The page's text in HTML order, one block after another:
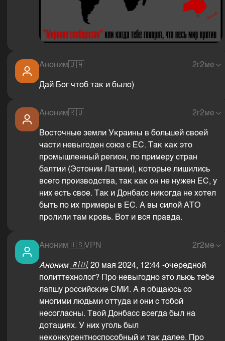
Аноним🇺🇦 2г2ме
Дай Бог чтоб так и было)
Аноним🇷🇺 2г2ме
Восточные земли Украины в большей своей
части невыгоден союз с ЕС. Так как это
промышленный регион, по примеру стран
балтии (Эстонии Латвии), которые лишились
всего производства, так как он не нужен ЕС, у
них есть свое. Так и Донбасс никогда не хотел
быть по их примеры в ЕС. А вы силой АТО
пролили там кровь. Вот и вся правда.
Аноним🇺🇸VPN 2г2ме
Аноним 🇷🇺, 20 мая 2024, 12:44 -очередной
политтехнолог? Про невыгодно это льюь тебе
лапшу российские СМИ. А я общаюсь со
многими людьми оттуда и они с тобой
несогласны. Твой Донбасс всегда был на
дотациях. У них уголь был
неконкурентноспособный и так далее. Про